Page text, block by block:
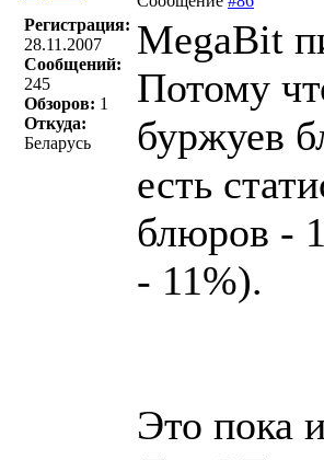
Регистрация:
28.11.2007
Сообщений:
245
Обзоров: 1
Откуда:
Беларусь
MegaBit
Потому
буржуев
есть
блюров -
- 11%).
Это пока